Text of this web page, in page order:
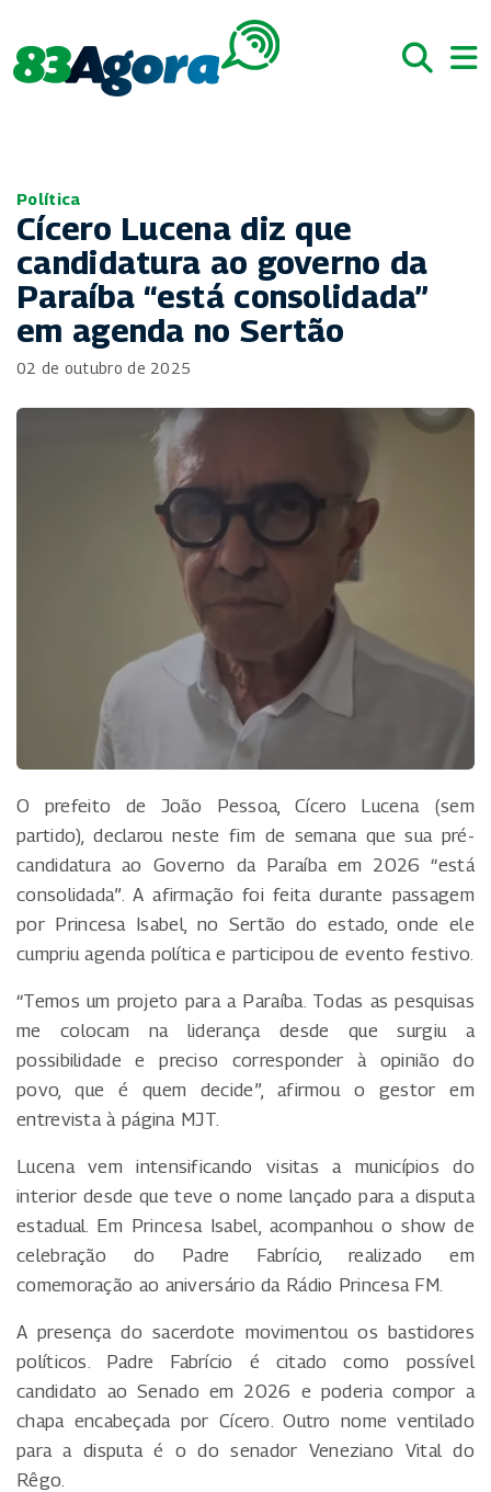
Política
Cícero Lucena diz que
candidatura ao governo da
Paraíba “está consolidada”
em agenda no Sertão
02 de outubro de 2025
O prefeito de João Pessoa, Cícero Lucena (sem
partido), declarou neste fim de semana que sua pré-
candidatura ao Governo da Paraíba em 2026 “está
consolidada”. A afirmação foi feita durante passagem
por Princesa Isabel, no Sertão do estado, onde ele
cumpriu agenda política e participou de evento festivo.
“Temos um projeto para a Paraíba. Todas as pesquisas
me colocam na liderança desde que surgiu a
possibilidade e preciso corresponder à opinião do
povo, que é quem decide”, afirmou o gestor em
entrevista à página MJT.
Lucena vem intensificando visitas a municípios do
interior desde que teve o nome lançado para a disputa
estadual. Em Princesa Isabel, acompanhou o show de
celebração do Padre Fabrício, realizado em
comemoração ao aniversário da Rádio Princesa FM.
A presença do sacerdote movimentou os bastidores
políticos. Padre Fabrício é citado como possível
candidato ao Senado em 2026 e poderia compor a
chapa encabeçada por Cícero. Outro nome ventilado
para a disputa é o do senador Veneziano Vital do
Rêgo.